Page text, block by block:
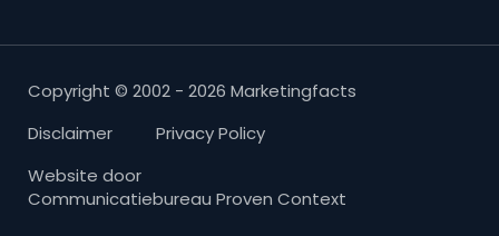
Copyright © 2002 - 2026 Marketingfacts
Disclaimer
Privacy Policy
Website door
Communicatiebureau Proven Context